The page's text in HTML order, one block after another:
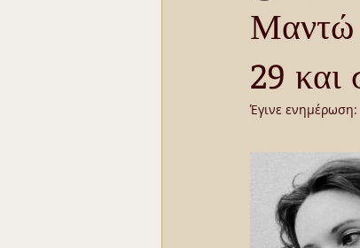
Μαντώ
29
Έγινε ενημέρωση: